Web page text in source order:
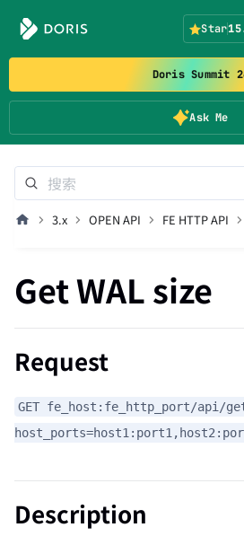
Doris Summit
Ask Me
Star
3.x OPEN API FE HTTP API
Get WAL size
Request
GET fe_host:fe_http_port/api/
Description